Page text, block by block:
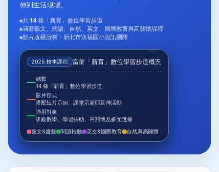
伸到生活現場。
共 14 條「新育」數位學習步道
涵蓋藝文、閱讀、自然、英文、國際教育與高關懷課程
影片版權所有：新北市永福國小資訊團隊
2025 校本課程 當前「新育」數位學習步道概況
總數
14 條「新育」數位學習步道
影片形式
搭配短片示例、課堂示範與延伸活動
適用對象
班級教學、學習扶助、高關懷及多元選修
藝文&書藝
閱讀推動 英文&國際教育 自然與高關懷